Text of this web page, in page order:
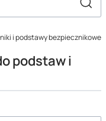
i podstawy bezpiecznikowe
podstaw i